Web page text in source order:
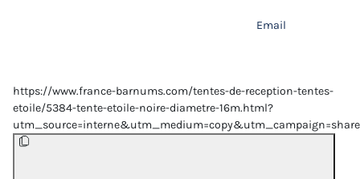
Email
https://www.france-barnums.com/tentes-de-reception-tentes-
etoile/5384-tente-etoile-noire-diametre-16m.html?